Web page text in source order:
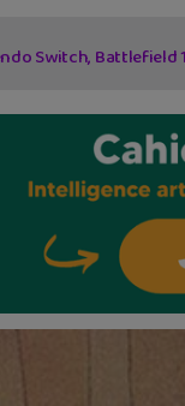
Switch, Battlefield